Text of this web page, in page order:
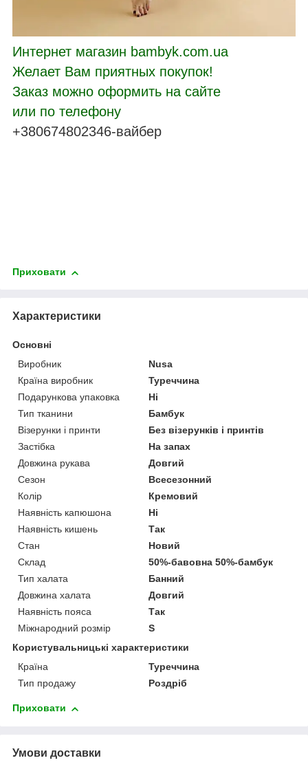
Интернет магазин bambyk.com.ua
Желает Вам приятных покупок!
Заказ можно оформить на сайте
или по телефону
+380674802346-вайбер
Приховати
Характеристики
Основні
Виробник
Nusa
Країна виробник
Туреччина
Подарункова упаковка
Ні
Тип тканини
Бамбук
Візерунки і принти
Без візерунків і принтів
Застібка
На запах
Довжина рукава
Довгий
Сезон
Всесезонний
Колір
Кремовий
Наявність капюшона
Ні
Наявність кишень
Так
Стан
Новий
Склад
50%-бавовна 50%-бамбук
Тип халата
Банний
Довжина халата
Довгий
Наявність пояса
Так
Міжнародний розмір
S
Користувальницькі характеристики
Країна
Туреччина
Тип продажу
Роздріб
Приховати
Умови доставки